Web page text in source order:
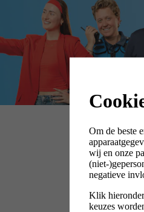
Om de beste
wij en onze
(niet-
negatieve
Klik
keuzes